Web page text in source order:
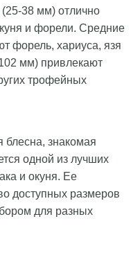
38 мм) отлично
и форели. Средние
форель, хариуса, язя
мм) привлекают
трофейных
блесна, знакомая
одной из лучших
и окуня. Ее
доступных размеров
для разных